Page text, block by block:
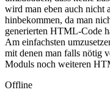
wird man eben auch nicht
hinbekommen, da man
generierten HTML-Code
Am einfachsten
mit denen man falls nötig
Moduls noch weiteren
Offline